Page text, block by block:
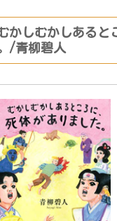
かしむかしあると
/青柳碧人